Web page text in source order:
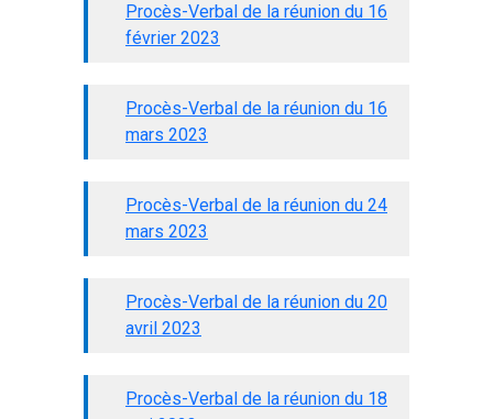
Procès-Verbal de la réunion du 16
février 2023
Procès-Verbal de la réunion du 16
mars 2023
Procès-Verbal de la réunion du 24
mars 2023
Procès-Verbal de la réunion du 20
avril 2023
Procès-Verbal de la réunion du 18